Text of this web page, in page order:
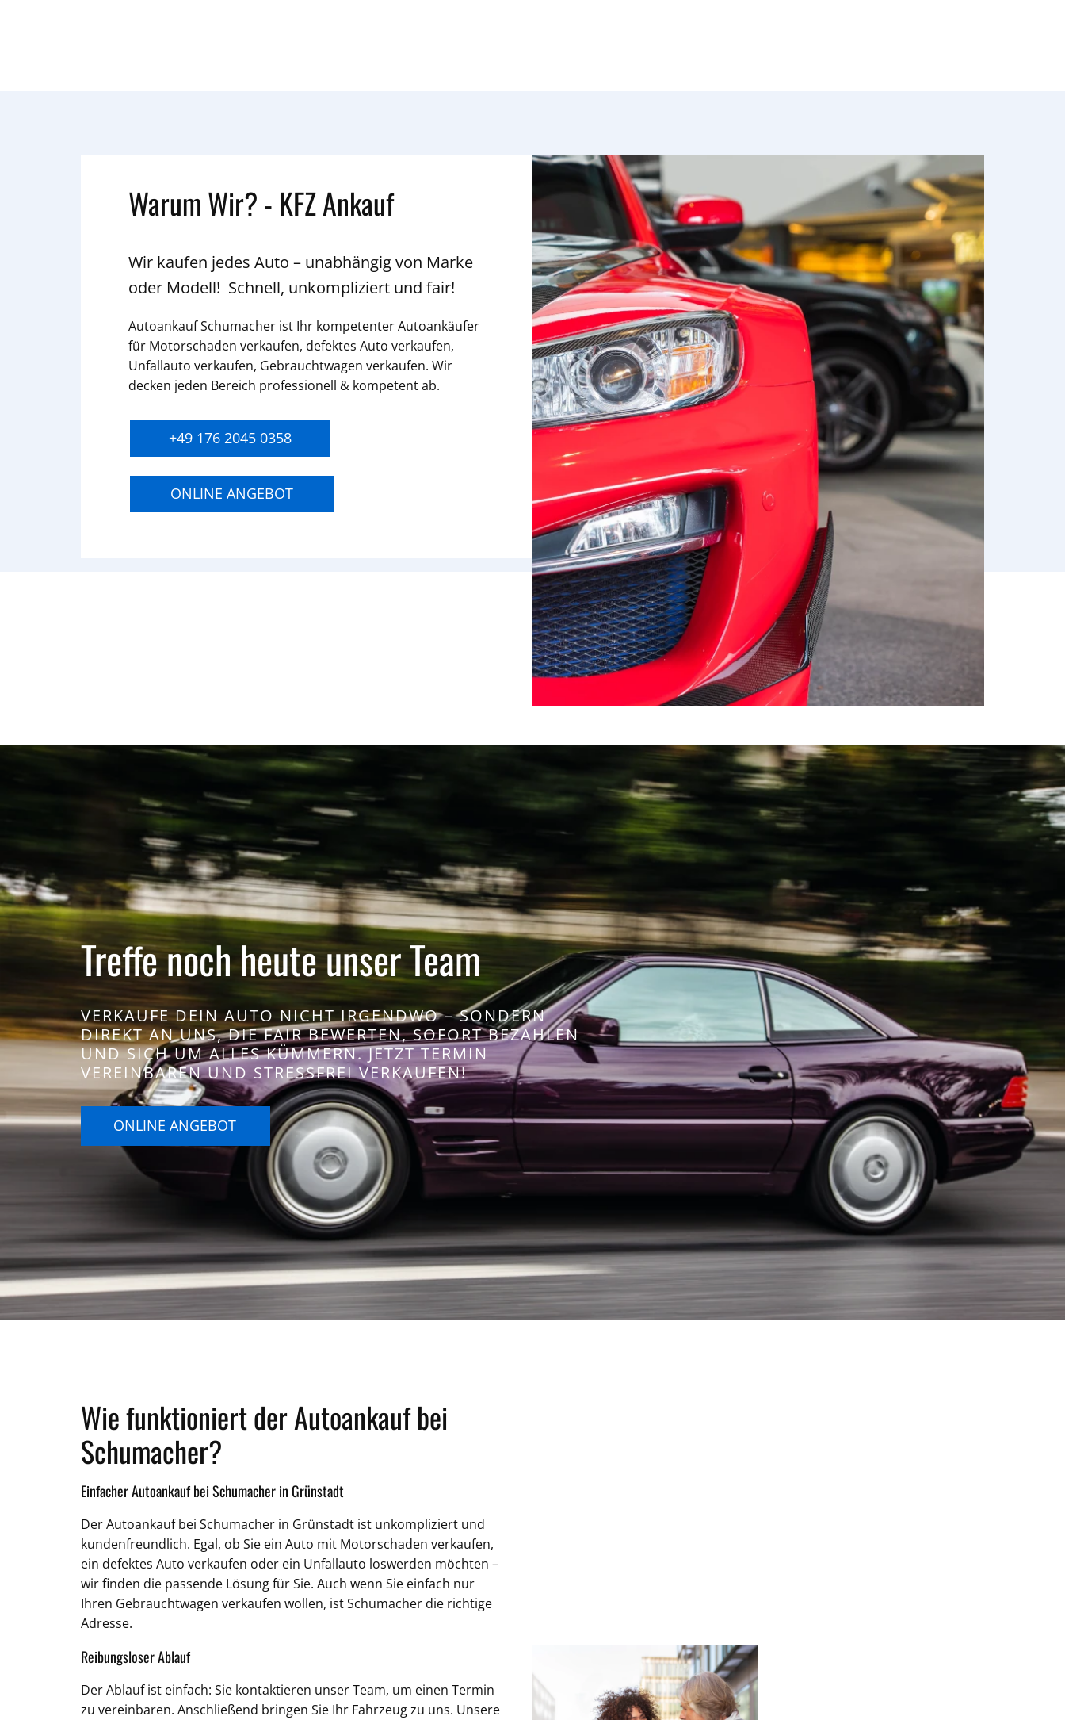
Warum Wir? - KFZ Ankauf
Wir kaufen jedes Auto – unabhängig von Marke
oder Modell! Schnell, unkompliziert und fair!
Autoankauf Schumacher ist Ihr kompetenter Autoankäufer
für Motorschaden verkaufen, defektes Auto verkaufen,
Unfallauto verkaufen, Gebrauchtwagen verkaufen. Wir
decken jeden Bereich professionell & kompetent ab.
+49 176 2045 0358
ONLINE ANGEBOT
Treffe noch heute unser Team
VERKAUFE DEIN AUTO NICHT IRGENDWO – SONDERN
DIREKT AN UNS, DIE FAIR BEWERTEN, SOFORT BEZAHLEN
UND SICH UM ALLES KÜMMERN. JETZT TERMIN
VEREINBAREN UND STRESSFREI VERKAUFEN!
ONLINE ANGEBOT
Wie funktioniert der Autoankauf bei
Schumacher?
Einfacher Autoankauf bei Schumacher in Grünstadt
Der Autoankauf bei Schumacher in Grünstadt ist unkompliziert und
kundenfreundlich. Egal, ob Sie ein Auto mit Motorschaden verkaufen,
ein defektes Auto verkaufen oder ein Unfallauto loswerden möchten –
wir finden die passende Lösung für Sie. Auch wenn Sie einfach nur
Ihren Gebrauchtwagen verkaufen wollen, ist Schumacher die richtige
Adresse.
Reibungsloser Ablauf
Der Ablauf ist einfach: Sie kontaktieren unser Team, um einen Termin
zu vereinbaren. Anschließend bringen Sie Ihr Fahrzeug zu uns. Unsere